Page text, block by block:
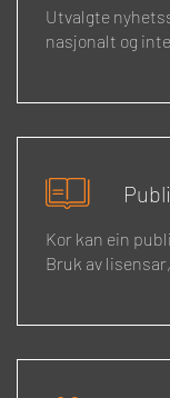
Utvalgte
nasjonalt og
Kor kan ein
Bruk av